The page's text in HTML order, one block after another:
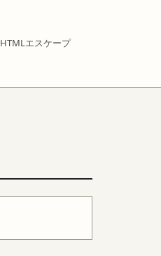
HTMLエスケープ